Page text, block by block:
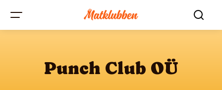
Punch Club OÜ